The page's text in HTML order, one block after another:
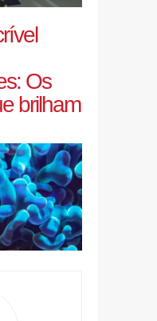
Os
brilham